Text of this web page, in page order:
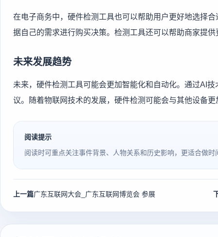
在电子商务中，硬件检测工具也可以帮助用户更好地选择
据自己的需求进行购买决策。检测工具还可以帮助商家提
未来发展趋势
未来，硬件检测工具可能会更加智能化和自动化。通过AI
议。随着物联网技术的发展，硬件检测可能会与其他设备
阅读提示
阅读时可重点关注事件背景、人物关系和历史影响，更适合做时
上一篇广东互联网大会_广东互联网博览会 参展